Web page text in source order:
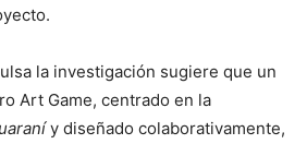
la investigación sugiere que un
Art Game, centrado en la
y diseñado colaborativamente,